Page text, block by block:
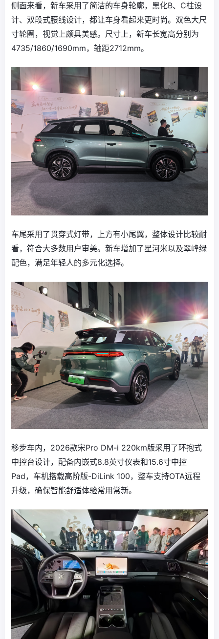
侧面来看，新车采用了简洁的车身轮廓，黑化B、C柱设
计、双段式腰线设计，都让车身看起来更时尚。双色大尺
寸轮圈，视觉上颇具美感。尺寸上，新车长宽高分别为
4735/1860/1690mm，轴距2712mm。
车尾采用了贯穿式灯带，上方有小尾翼，整体设计比较耐
看，符合大多数用户审美。新车增加了星河米以及翠峰绿
配色，满足年轻人的多元化选择。
移步车内，2026款宋Pro DM-i 220km版采用了环抱式
中控台设计，配备内嵌式8.8英寸仪表和15.6寸中控
Pad，车机搭载高阶版-DiLink 100，整车支持OTA远程
升级，确保智能舒适体验常用常新。